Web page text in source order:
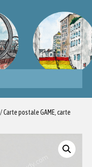
/ Carte postale GAME, carte